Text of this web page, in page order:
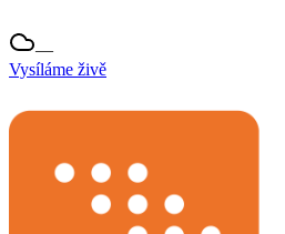
—
Vysíláme živě